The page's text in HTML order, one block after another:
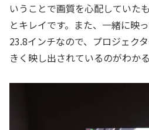
いうことで画質を心配していた
とキレイです。また、一緒に映
23.8インチなので、プロジェク
きく映し出されているのがわか